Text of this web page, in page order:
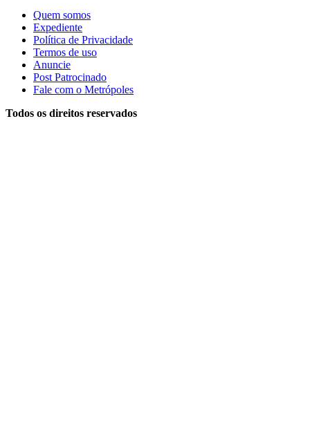
Quem somos
Expediente
Política de Privacidade
Termos de uso
Anuncie
Post Patrocinado
Fale com o Metrópoles
Todos os direitos reservados